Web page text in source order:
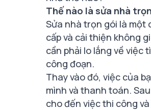
Thế nào là sửa nhà
Sửa nhà trọn gói là một
cấp và cải thiện không
cần phải lo lắng về việc
công đoạn.
Thay vào đó, việc của
mình và thanh toán.
cho đến việc thi công